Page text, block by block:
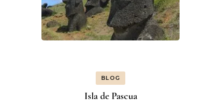
BLOG
Isla de Pascua